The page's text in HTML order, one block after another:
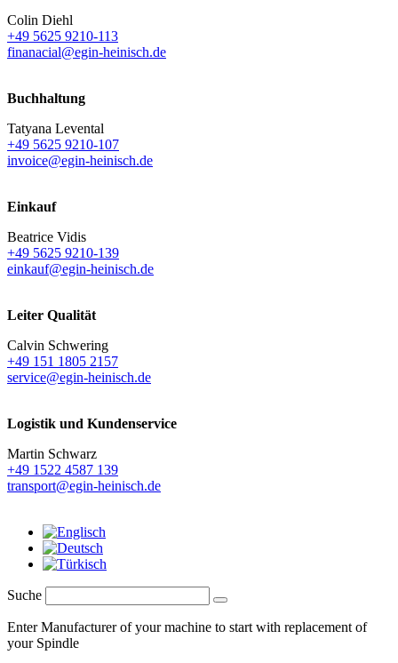
Colin Diehl
+49 5625 9210-113
finanacial@egin-heinisch.de
Buchhaltung
Tatyana Levental
+49 5625 9210-107
invoice@egin-heinisch.de
Einkauf
Beatrice Vidis
+49 5625 9210-139
einkauf@egin-heinisch.de
Leiter Qualität
Calvin Schwering
+49 151 1805 2157
service@egin-heinisch.de
Logistik und Kundenservice
Martin Schwarz
+49 1522 4587 139
transport@egin-heinisch.de
Suche
Enter Manufacturer of your machine to start with replacement of
your Spindle